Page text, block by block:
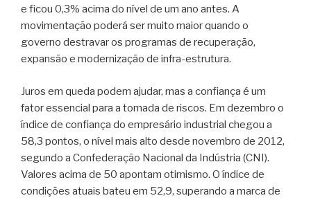
e ficou 0,3% acima do nível de um ano antes. A
movimentação poderá ser muito maior quando o
governo destravar os programas de recuperação,
expansão e modernização de infra-estrutura.
Juros em queda podem ajudar, mas a confiança é um
fator essencial para a tomada de riscos. Em dezembro o
índice de confiança do empresário industrial chegou a
58,3 pontos, o nível mais alto desde novembro de 2012,
segundo a Confederação Nacional da Indústria (CNI).
Valores acima de 50 apontam otimismo. O índice de
condições atuais bateu em 52,9, superando a marca de